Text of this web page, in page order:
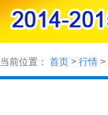
当前位置： 首页 > 行情 >